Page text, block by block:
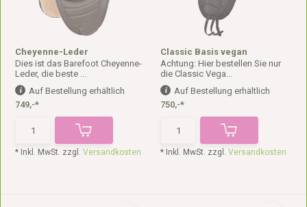
Cheyenne-Leder
Dies ist das Barefoot Cheyenne-
Leder, die beste ...
Auf Bestellung erhältlich
749,-*
* Inkl. MwSt. zzgl.Versandkosten
Classic Basis vegan
Achtung: Hier bestellen Sie nur
die Classic Vega...
Auf Bestellung erhältlich
750,-*
* Inkl. MwSt. zzgl. Versandkosten